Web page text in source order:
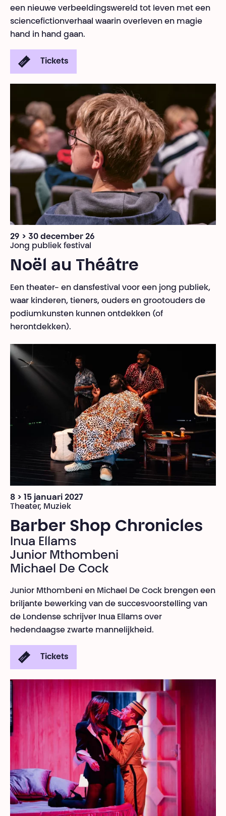
een nieuwe verbeeldingswereld tot leven met een
sciencefictionverhaal waarin overleven en magie
hand in hand gaan.
Tickets
29 > 30 december 26
Jong publiek festival
Noël au Théâtre
Een theater- en dansfestival voor een jong publiek,
waar kinderen, tieners, ouders en grootouders de
podiumkunsten kunnen ontdekken (of
herontdekken).
8 > 15 januari 2027
Theater, Muziek
Barber Shop Chronicles
Inua Ellams
Junior Mthombeni
Michael De Cock
Junior Mthombeni en Michael De Cock brengen een
briljante bewerking van de succesvoorstelling van
de Londense schrijver Inua Ellams over
hedendaagse zwarte mannelijkheid.
Tickets